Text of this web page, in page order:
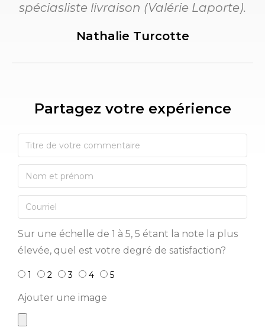
spéciasliste livraison (Valérie Laporte).
Nathalie Turcotte
Partagez votre expérience​
Sur une échelle de 1 à 5, 5 étant la note la plus
élevée, quel est votre degré de satisfaction?
1 2 3 4 5
Ajouter une image